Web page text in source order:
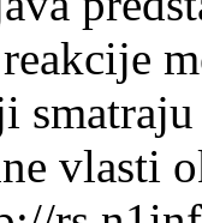
vlasti